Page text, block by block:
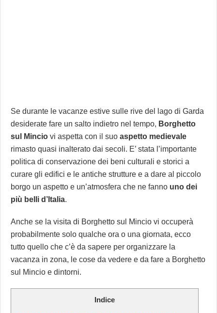
Se durante le vacanze estive sulle rive del lago di Garda
desiderate fare un salto indietro nel tempo, Borghetto
sul Mincio vi aspetta con il suoaspetto medievale
rimasto quasi inalterato dai secoli. E’ stata l’importante
politica di conservazione dei beni culturali e storici a
curare gli edifici e le antiche strutture e a dare al piccolo
borgo un aspetto e un’atmosfera che ne fanno uno dei
più belli d’Italia.
Anche se la visita di Borghetto sul Mincio vi occuperà
probabilmente solo qualche ora o una giornata, ecco
tutto quello che c’è da sapere per organizzare la
vacanza in zona, le cose da vedere e da fare a Borghetto
sul Mincio e dintorni.
Indice